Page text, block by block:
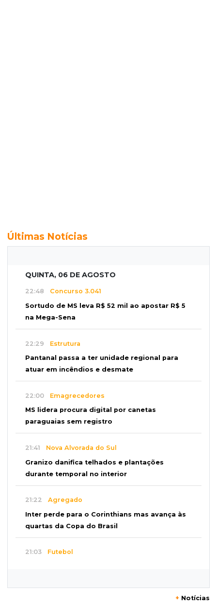
Últimas Notícias
QUINTA, 06 DE AGOSTO
22:48 Concurso 3.041
Sortudo de MS leva R$ 52 mil ao apostar R$ 5
na Mega-Sena
22:29 Estrutura
Pantanal passa a ter unidade regional para
atuar em incêndios e desmate
22:00 Emagrecedores
MS lidera procura digital por canetas
paraguaias sem registro
21:41 Nova Alvorada do Sul
Granizo danifica telhados e plantações
durante temporal no interior
21:22 Agregado
Inter perde para o Corinthians mas avança às
quartas da Copa do Brasil
21:03 Futebol
+ Notícias